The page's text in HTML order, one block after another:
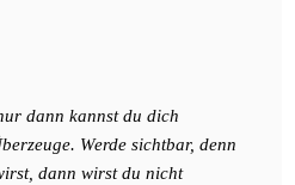
dann kannst du dich
Werde sichtbar, denn
dann wirst du nicht